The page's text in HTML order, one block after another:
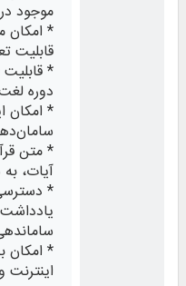
موجود
* امکان
قابلیت
* قابلیت
دوره
* امکان
* متن
آیات،
*
* امکان
اینترنت